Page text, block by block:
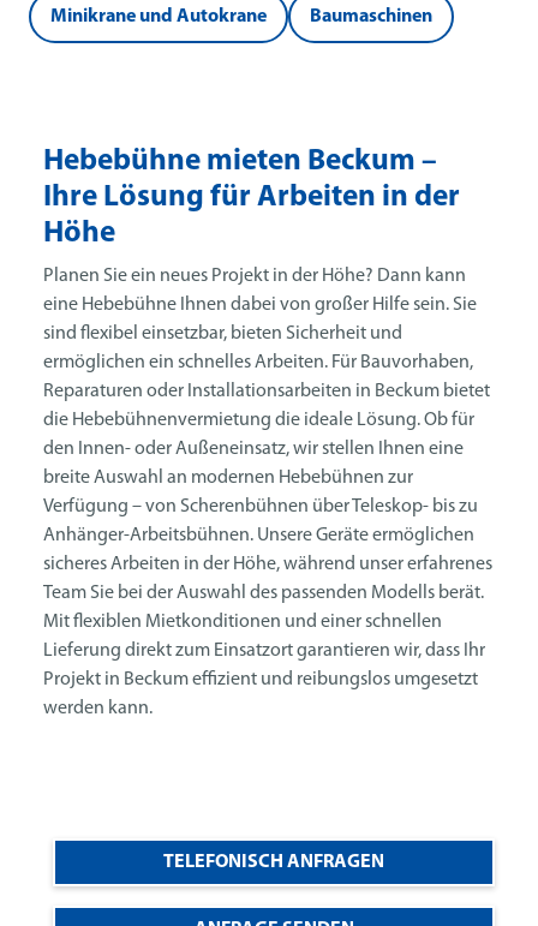
Minikrane und Autokrane Baumaschinen
Hebebühne mieten Beckum –
Ihre Lösung für Arbeiten in der
Höhe
Planen Sie ein neues Projekt in der Höhe? Dann kann
eine Hebebühne Ihnen dabei von großer Hilfe sein. Sie
sind flexibel einsetzbar, bieten Sicherheit und
ermöglichen ein schnelles Arbeiten. Für Bauvorhaben,
Reparaturen oder Installationsarbeiten in Beckum bietet
die Hebebühnenvermietung die ideale Lösung. Ob für
den Innen- oder Außeneinsatz, wir stellen Ihnen eine
breite Auswahl an modernen Hebebühnen zur
Verfügung – von Scherenbühnen über Teleskop- bis zu
Anhänger-Arbeitsbühnen. Unsere Geräte ermöglichen
sicheres Arbeiten in der Höhe, während unser erfahrenes
Team Sie bei der Auswahl des passenden Modells berät.
Mit flexiblen Mietkonditionen und einer schnellen
Lieferung direkt zum Einsatzort garantieren wir, dass Ihr
Projekt in Beckum effizient und reibungslos umgesetzt
werden kann.
TELEFONISCH ANFRAGEN